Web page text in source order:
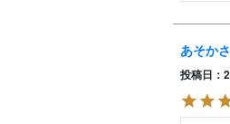
あそか
投稿日